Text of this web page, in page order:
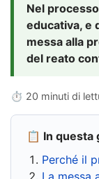
Nel
educativa, e
messa alla
del reato
⏱ 20 minuti di
📋 In questa
Perché il
La messa